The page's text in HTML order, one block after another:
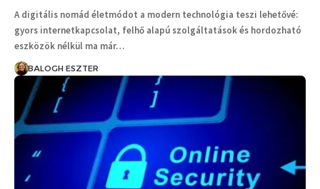
A digitális nomád életmódot a modern technológia teszi lehetővé:
gyors internetkapcsolat, felhő alapú szolgáltatások és hordozható
eszközök nélkül ma már…
BALOGH ESZTER